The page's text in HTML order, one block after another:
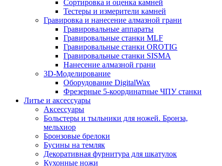
Сортировка и оценка камней
Тестеры и измерители камней
Гравировка и нанесение алмазной грани
Гравировальные аппараты
Гравировальные станки MLF
Гравировальные станки OROTIG
Гравировальные станки SISMA
Нанесение алмазной грани
3D-Моделирование
Оборудование DigitalWax
Фрезерные 5-координатные ЧПУ станки
Литье и аксессуары
Аксессуары
Больстеры и тыльники для ножей. Бронза,
мельхиор
Бронзовые брелоки
Бусины на темляк
Декоративная фурнитура для шкатулок
Кухонные ножи